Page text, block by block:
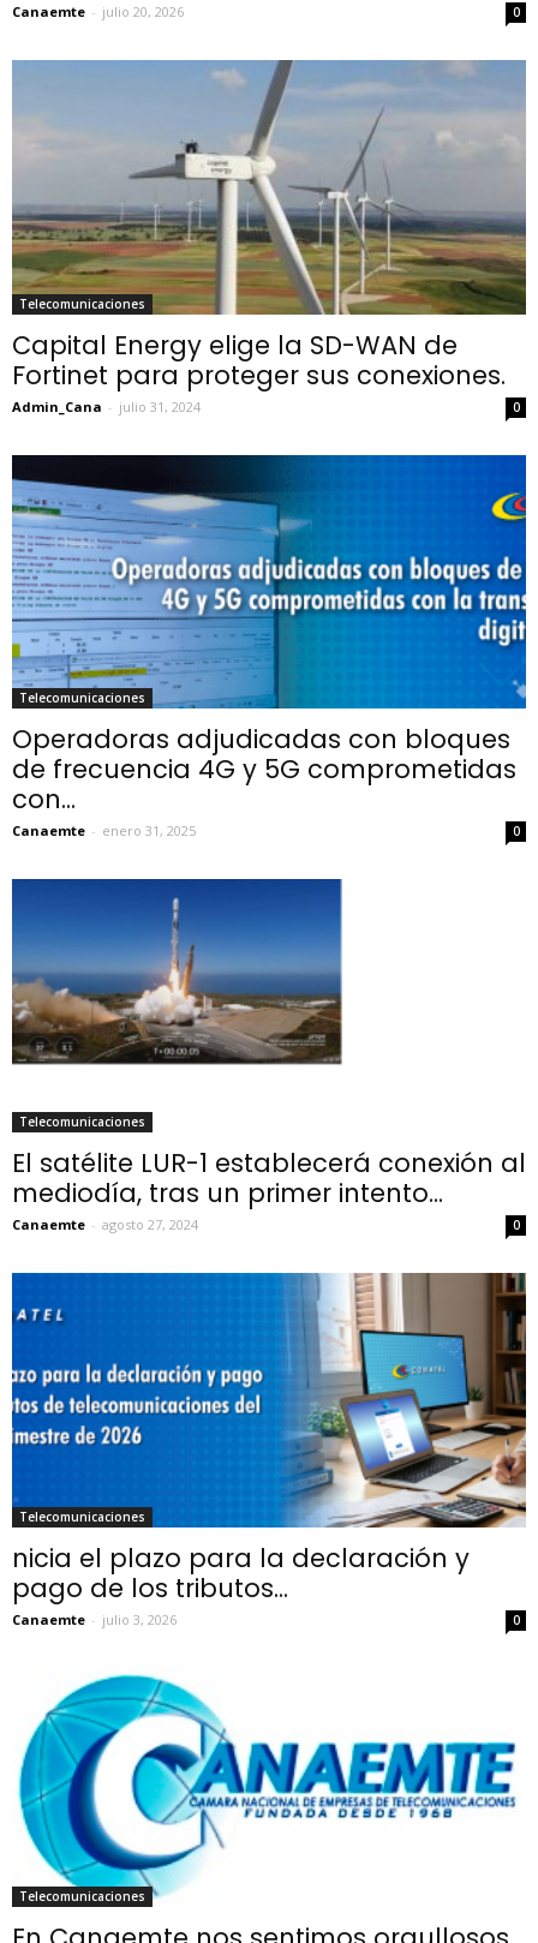
Canaemte - julio 20, 2026 0
Telecomunicaciones
Capital Energy elige la SD-WAN de
Fortinet para proteger sus conexiones.
Admin_Cana - julio 31, 2024 0
Telecomunicaciones
Operadoras adjudicadas con bloques
de frecuencia 4G y 5G comprometidas
con...
Canaemte - enero 31, 2025 0
Telecomunicaciones
El satélite LUR-1 establecerá conexión al
mediodía, tras un primer intento...
Canaemte - agosto 27, 2024 0
Telecomunicaciones
nicia el plazo para la declaración y
pago de los tributos...
Canaemte - julio 3, 2026 0
Telecomunicaciones